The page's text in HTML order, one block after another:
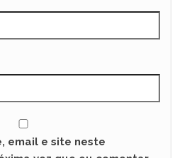
email e site neste